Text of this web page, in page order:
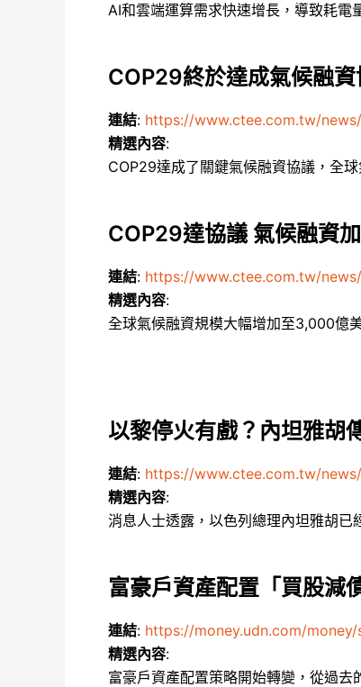
AI和雲端運算需求快速增長，導致耗電
COP29終於達成氣候融
連結: https://www.ctee.com.tw/
精選內容:
COP29達成了關鍵氣候融資協議，全
COP29達協議 氣候融資
連結: https://www.ctee.com.tw/
精選內容:
全球氣候融資規模大幅增加至3,000億
以黎停火有戲？內坦雅胡
連結: https://www.ctee.com.tw/
精選內容:
消息人士透露，以色列總理內坦雅胡已
富豪戶資產配置「買股減
連結: https://money.udn.com/
精選內容:
富豪戶資產配置策略開始轉變，從過